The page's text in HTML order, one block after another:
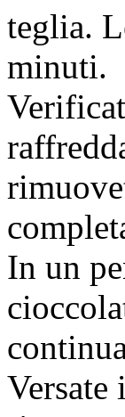
teglia.
minuti.
In un